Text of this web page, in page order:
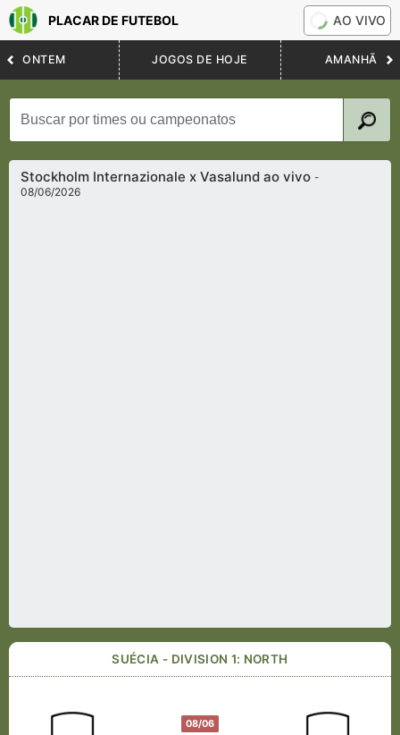
PLACAR DE FUTEBOL AO VIVO
ONTEM JOGOS DE HOJE AMANHÃ
Stockholm Internazionale x Vasalund ao vivo-
08/06/2026
SUÉCIA - DIVISION 1: NORTH
08/06